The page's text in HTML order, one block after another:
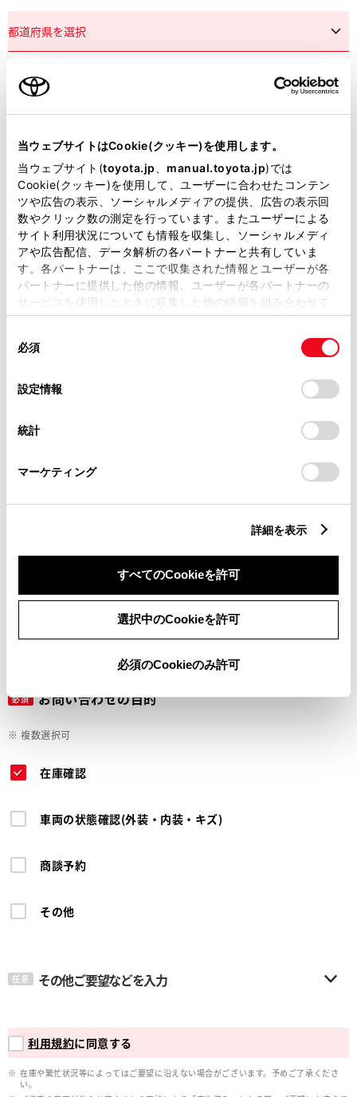
当ウェブサイトはCookie(クッキー)を使用します。
当ウェブサイト(toyota.jp manual.toyota.jp)では
Cookie(クッキー)を使用して、ユーザーに合わせたコンテン
ツや広告の表示、ソーシャルメディアの提供、広告の表示回
数やクリック数の測定を行っています。またユーザーによる
サイト利用状況についても情報を収集し、ソーシャルメディ
アや広告配信、データ解析の各パートナーと共有していま
す。各パートナーは、ここで収集された情報とユーザーが各
パートナーに提供した他の情報、ユーザーが各パートナーの
サービスを使用したときに収集した他の情報を組み合わせて
使用することがあります。当ウェブサイトの使用を続行する
デバイスにすべてのCookie(クッキー)が保存されることに同
意したことになります。Cookie(クッキー)のオプトアウト、
設定の変更、同意を撤回したりするにあたっては、当社の
「Cookie（クッキー）情報の取り扱いについて
」をご覧くだ
必須
設定情報
統計
マーケティング
詳細を表示
すべてのCookieを許可
選択中のCookieを許可
必須のCookieのみ許可
市区町村名
必須 丁目番地
建物名
必須 ご希望の連絡方法
Eメール
メールアドレス
必須 お問い合わせの目的
※ 複数選択可
在庫確認
車両の状態確認(外装・内装・キズ)
商談予約
その他
任意 その他ご要望などを入力
利用規約に同意する
在庫や繁忙状況等によってはご要望に沿えない場合がございます。予めご了承くださ
い。